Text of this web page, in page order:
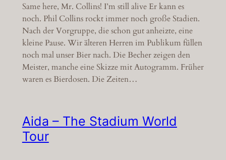
Same here, Mr. Collins! I’m still alive Er kann es
noch. Phil Collins rockt immer noch große Stadien.
Nach der Vorgruppe, die schon gut anheizte, eine
kleine Pause. Wir älteren Herren im Publikum füllen
noch mal unser Bier nach. Die Becher zeigen den
Meister, manche eine Skizze mit Autogramm. Früher
waren es Bierdosen. Die Zeiten…
Aida – The Stadium World
Tour